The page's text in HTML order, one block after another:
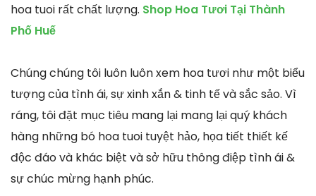
hoa tuoi rất chất lượng. Shop Hoa Tươi Tại Thành
Phố Huế
Chúng chúng tôi luôn luôn xem hoa tươi như một biểu
tượng của tình ái, sự xinh xắn & tinh tế và sắc sảo. Vì
ráng, tôi đặt mục tiêu mang lại mang lại quý khách
hàng những bó hoa tuoi tuyệt hảo, họa tiết thiết kế
độc đáo và khác biệt và sở hữu thông điệp tình ái &
sự chúc mừng hạnh phúc.